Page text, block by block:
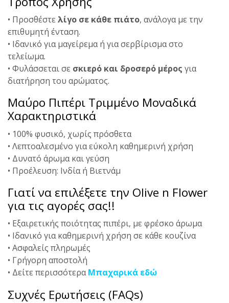
• Προσθέστε λίγο σε κάθε πιάτο, ανάλογα με την
επιθυμητή ένταση.
• Ιδανικό για μαγείρεμα ή για σερβίρισμα στο
τελείωμα.
• Φυλάσσεται σε σκιερό και δροσερό μέρος για
διατήρηση του αρώματος.
Μαύρο Πιπέρι Τριμμένο Μοναδικά
Χαρακτηριστικά
• 100% φυσικό, χωρίς πρόσθετα
• Λεπτοαλεσμένο για εύκολη καθημερινή χρήση
• Δυνατό άρωμα και γεύση
• Προέλευση: Ινδία ή Βιετνάμ
Γιατί να επιλέξετε την Olive n Flower
για τις αγορές σας!!
• Εξαιρετικής ποιότητας πιπέρι, με φρέσκο άρωμα
• Ιδανικό για καθημερινή χρήση σε κάθε κουζίνα
• Ασφαλείς πληρωμές
• Γρήγορη αποστολή
• Δείτε περισσότεραΜπαχαρικά εδώ
Συχνές Ερωτήσεις (FAQs)